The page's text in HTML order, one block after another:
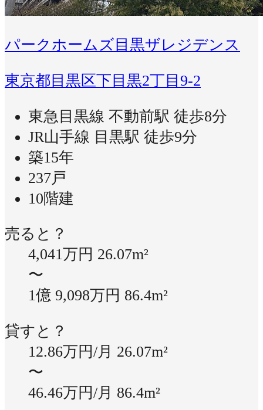
パークホームズ目黒ザレジデンス
東京都目黒区下目黒2丁目9-2
東急目黒線 不動前駅 徒歩8分
JR山手線 目黒駅 徒歩9分
築15年
237戸
10階建
売ると？
4,041万円 26.07m²
〜
1億 9,098万円 86.4m²
貸すと？
12.86万円/月 26.07m²
〜
46.46万円/月 86.4m²